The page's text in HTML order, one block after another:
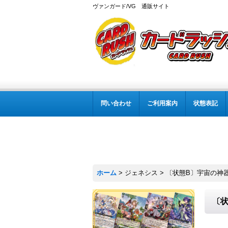
ヴァンガード/VG 通販サイト
問い合わせ ご利用案内 状態表記
ホーム > ジェネシス > 〔状態B〕宇宙の
〔